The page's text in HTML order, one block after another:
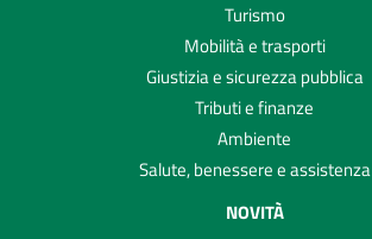
Turismo
Mobilità e trasporti
Giustizia e sicurezza pubblica
Tributi e finanze
Ambiente
Salute, benessere e assistenza
NOVITÀ